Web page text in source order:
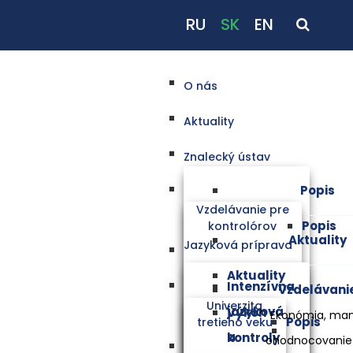
RU SK EN
O nás
Aktuality
Znalecký ústav
Popis
Aktuality
Ekonómia,
Vzdelávanie pre
kontrolórov
Popis
Aktuality
Výkon
kontroly
Jazyková príprava
Intenzívna
jazyková
a
Univerzita
tretieho veku
Popis